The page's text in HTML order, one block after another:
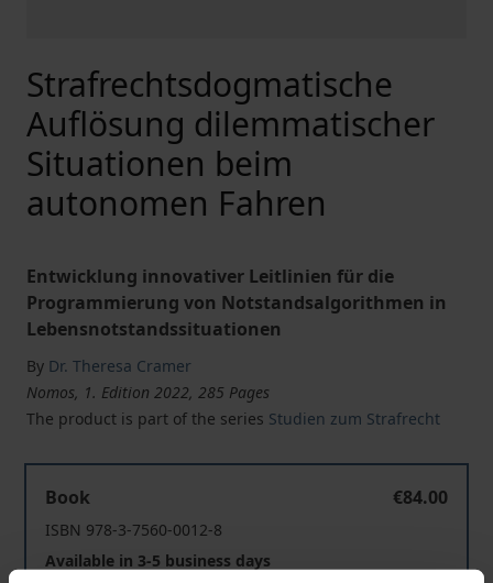
Strafrechtsdogmatische
Auflösung dilemmatischer
Situationen beim
autonomen Fahren
Entwicklung innovativer Leitlinien für die
Programmierung von Notstandsalgorithmen in
Lebensnotstandssituationen
By Dr. Theresa Cramer
Nomos, 1. Edition 2022, 285 Pages
The product is part of the series Studien zum Strafrecht
Book
€84.00
ISBN 978-3-7560-0012-8
Available in 3-5 business days